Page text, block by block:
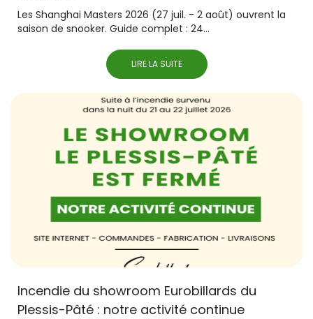
Les Shanghai Masters 2026 (27 juil. - 2 août) ouvrent la
saison de snooker. Guide complet : 24...
LIRE LA SUITE
Incendie du showroom Eurobillards du
Plessis-Pâté : notre activité continue